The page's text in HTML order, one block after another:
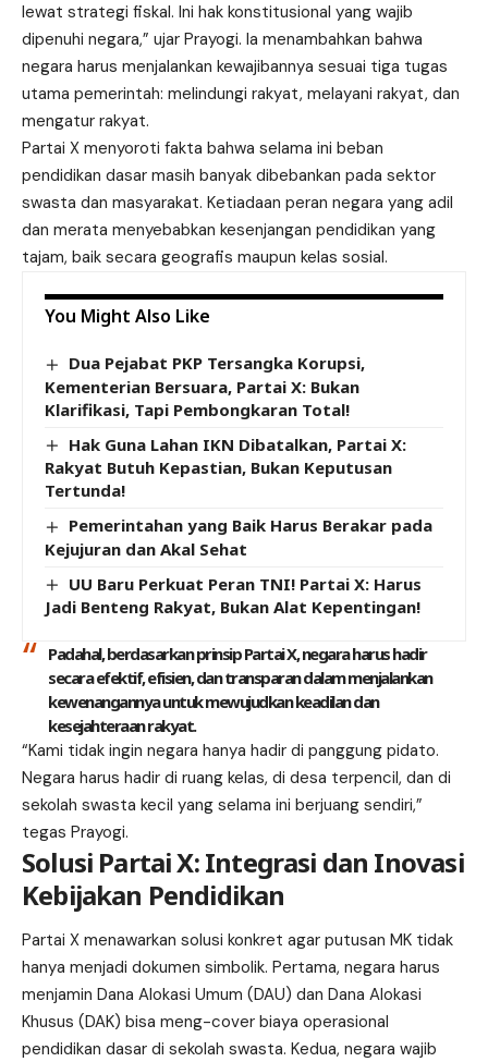
lewat strategi fiskal. Ini hak konstitusional yang wajib
dipenuhi negara,” ujar Prayogi. Ia menambahkan bahwa
negara harus menjalankan kewajibannya sesuai tiga tugas
utama pemerintah: melindungi rakyat, melayani rakyat, dan
mengatur rakyat.
Partai X menyoroti fakta bahwa selama ini beban
pendidikan dasar masih banyak dibebankan pada sektor
swasta dan masyarakat. Ketiadaan peran negara yang adil
dan merata menyebabkan kesenjangan pendidikan yang
tajam, baik secara geografis maupun kelas sosial.
You Might Also Like
Dua Pejabat PKP Tersangka Korupsi,
Kementerian Bersuara, Partai X: Bukan
Klarifikasi, Tapi Pembongkaran Total!
Hak Guna Lahan IKN Dibatalkan, Partai X:
Rakyat Butuh Kepastian, Bukan Keputusan
Tertunda!
Pemerintahan yang Baik Harus Berakar pada
Kejujuran dan Akal Sehat
UU Baru Perkuat Peran TNI! Partai X: Harus
Jadi Benteng Rakyat, Bukan Alat Kepentingan!
Padahal, berdasarkan prinsip Partai X, negara harus hadir
secara efektif, efisien, dan transparan dalam menjalankan
kewenangannya untuk mewujudkan keadilan dan
kesejahteraan rakyat.
“Kami tidak ingin negara hanya hadir di panggung pidato.
Negara harus hadir di ruang kelas, di desa terpencil, dan di
sekolah swasta kecil yang selama ini berjuang sendiri,”
tegas Prayogi.
Solusi Partai X: Integrasi dan Inovasi
Kebijakan Pendidikan
Partai X menawarkan solusi konkret agar putusan MK tidak
hanya menjadi dokumen simbolik. Pertama, negara harus
menjamin Dana Alokasi Umum (DAU) dan Dana Alokasi
Khusus (DAK) bisa meng-cover biaya operasional
pendidikan dasar di sekolah swasta. Kedua, negara wajib